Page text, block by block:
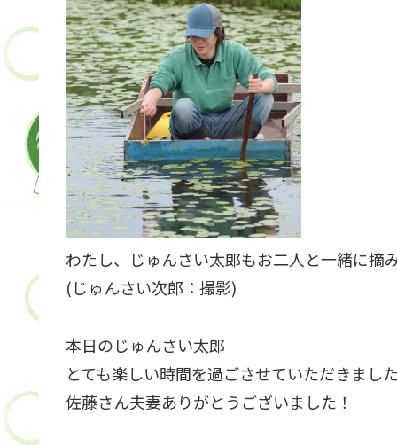
わたし、じゅんさい太郎もお二人と一緒に摘
(じゅんさい次郎：撮影)
本日のじゅんさい太郎
とても楽しい時間を過ごさせていただきました
佐藤さん夫妻ありがとうございました！